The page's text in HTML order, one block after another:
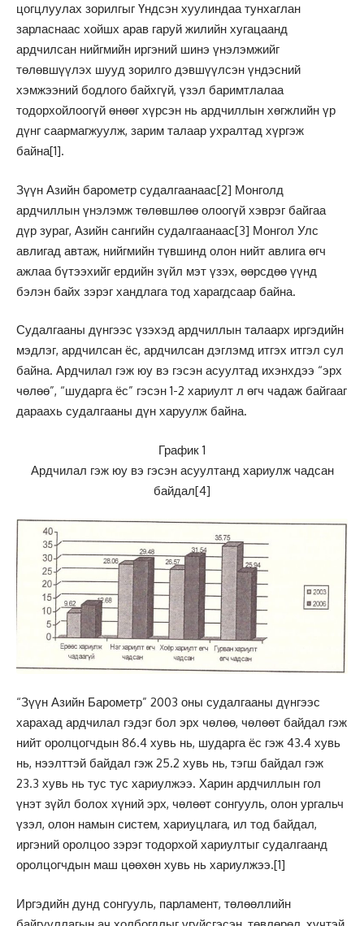
цогцлуулах зорилгыг Үндсэн хуулиндаа тунхаглан
зарласнаас хойшх арав гаруй жилийн хугацаанд
ардчилсан нийгмийн иргэний шинэ үнэлэмжийг
төлөвшүүлэх шууд зорилго дэвшүүлсэн үндэсний
хэмжээний бодлого байхгүй, үзэл баримтлалаа
тодорхойлоогүй өнөөг хүрсэн нь ардчиллын хөгжлийн үр
дүнг саармагжуулж, зарим талаар ухралтад хүргэж
байна[1].
Зүүн Азийн барометр судалгаанаас[2] Монголд
ардчиллын үнэлэмж төлөвшлөө олоогүй хэврэг байгаа
дүр зураг, Азийн сангийн судалгаанаас[3] Монгол Улс
авлигад автаж, нийгмийн түвшинд олон нийт авлига өгч
ажлаа бүтээхийг ердийн зүйл мэт үзэх, өөрсдөө үүнд
бэлэн байх зэрэг хандлага тод харагдсаар байна.
Судалгааны дүнгээс үзэхэд ардчиллын талаарх иргэдийн
мэдлэг, ардчилсан ёс, ардчилсан дэглэмд итгэх итгэл сул
байна. Ардчилал гэж юу вэ гэсэн асуултад ихэнхдээ “эрх
чөлөө”, “шударга ёс” гэсэн 1-2 хариулт л өгч чадаж байгааг
дараахь судалгааны дүн харуулж байна.
График 1
Ардчилал гэж юу вэ гэсэн асуултанд хариулж чадсан
байдал[4]
“Зүүн Азийн Барометр” 2003 оны судалгааны дүнгээс
харахад ардчилал гэдэг бол эрх чөлөө, чөлөөт байдал гэж
нийт оролцогчдын 86.4 хувь нь, шударга ёс гэж 43.4 хувь
нь, нээлттэй байдал гэж 25.2 хувь нь, тэгш байдал гэж
23.3 хувь нь тус тус хариулжээ. Харин ардчиллын гол
үнэт зүйл болох хүний эрх, чөлөөт сонгууль, олон ургальч
үзэл, олон намын систем, хариуцлага, ил тод байдал,
иргэний оролцоо зэрэг тодорхой хариултыг судалгаанд
оролцогчдын маш цөөхөн хувь нь хариулжээ.[1]
Иргэдийн дунд сонгууль, парламент, төлөөллийн